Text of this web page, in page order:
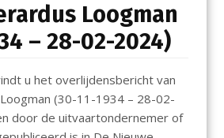
Loogman
– 28-02-2024)
u het overlijdensbericht van
(30-11-1934 – 28-02-
door de uitvaartondernemer of